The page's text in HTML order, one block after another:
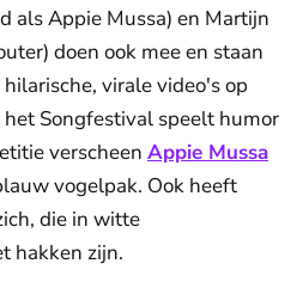
als Appie Mussa) en Martijn
doen ook mee en staan
virale video's op
het Songfestival speelt humor
verscheen Appie Mussa
vogelpak. Ook heeft
die in witte
hakken zijn.